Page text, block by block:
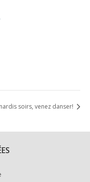
soirs, venez danser!